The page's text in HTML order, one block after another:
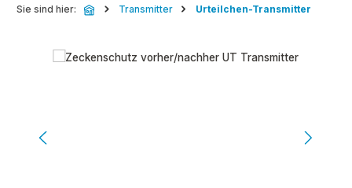
Sie sind hier: Transmitter Urteilchen-Transmitter
Bildergalerie überspringen